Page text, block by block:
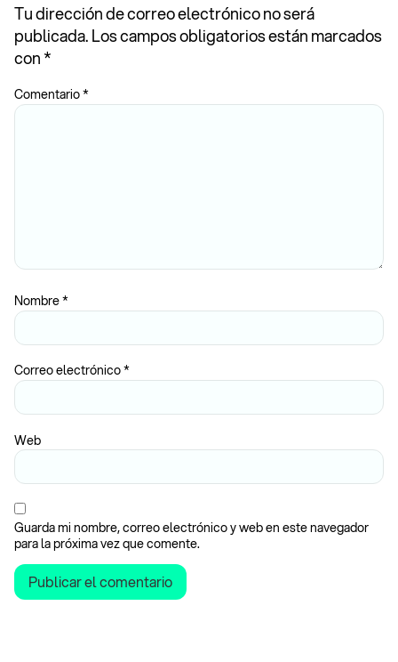
Tu dirección de correo electrónico no será
publicada.Los campos obligatorios están marcados
con*
Comentario*
Nombre*
Correo electrónico*
Web
Guarda mi nombre, correo electrónico y web en este navegador
para la próxima vez que comente.